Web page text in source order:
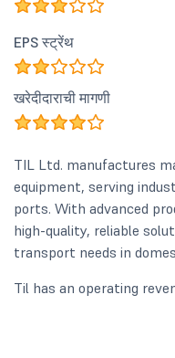
EPS स्ट्रेंथ
खरेदीदाराची मागणी
TIL Ltd. manufactures
equipment, serving
ports. With advanced
high-quality, reliable
transport needs in
Til has an operating